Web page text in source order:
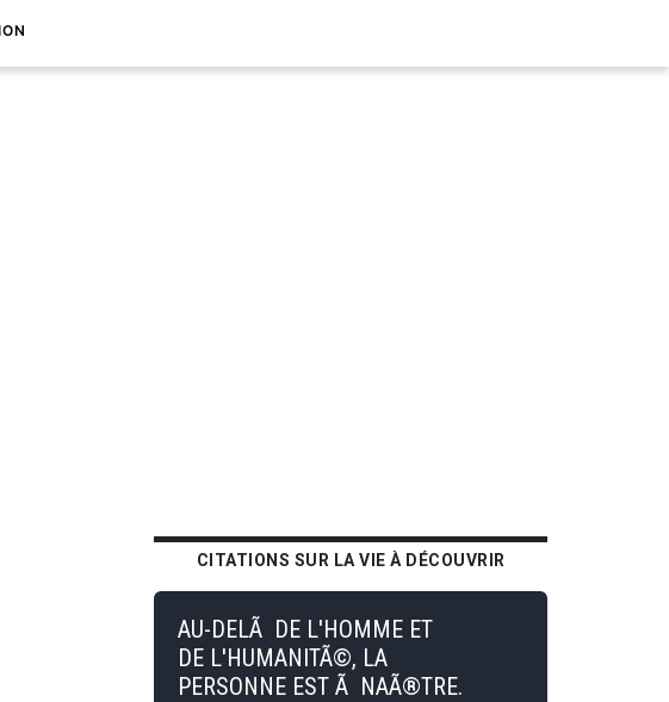
CITATIONS SUR LA VIE À DÉCOUVRIR
AU-DELÃ DE L'HOMME ET
DE L'HUMANITÃ©, LA
PERSONNE EST Ã NAÃ®TRE.